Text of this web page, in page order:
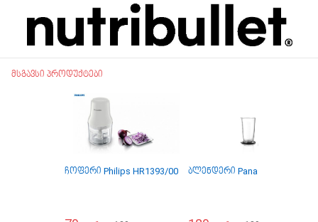
მსგავსი პროდუქტები
ჩოფერი Philips HR1393/00 ბლენდერი Panasonic MX-